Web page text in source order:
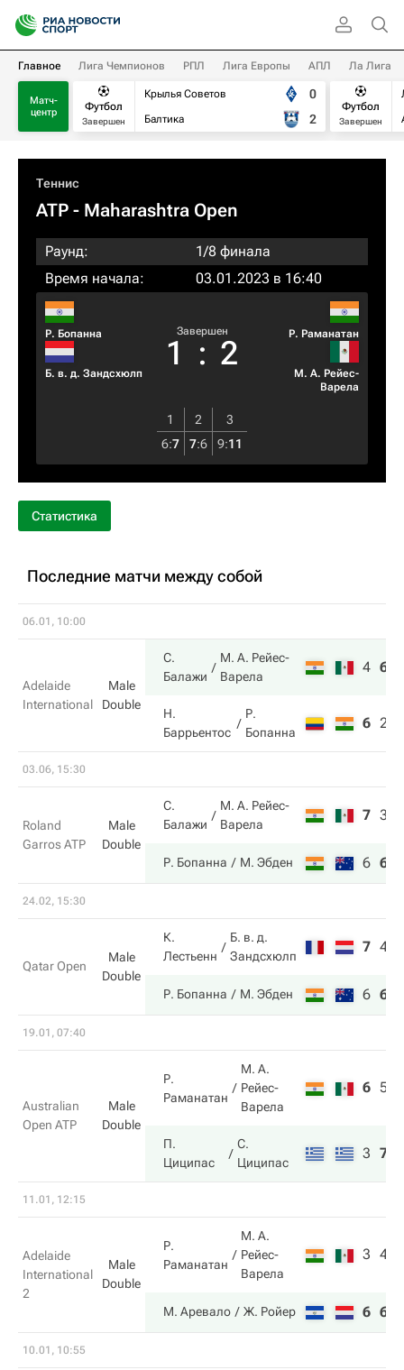
Главное Лига Чемпионов РПЛ Лига Европы АПЛ Ла Лига
Матч-
центр
Футбол
Завершен
Крылья Советов
Балтика
0
2
Футбол
Завершен
Теннис
ATP - Maharashtra Open
Раунд:
1/8 финала
Время начала:
03.01.2023 в 16:40
Р. Бопанна
Б. в. д. Зандсхюлп
Завершен
1 : 2
Р. Раманатан
М. А. Рейес-
Варела
1 2
3
6:7 7:6 9:11
Статистика
Последние матчи между собой
06.01, 10:00
Adelaide
International
Male
Double
С.
Балажи
М. А. Рейес-
Варела
4 6
Н.
Баррьентос
Р.
Бопанна
6 2
03.06, 15:30
Roland
Garros ATP
Male
Double
С.
Балажи
М. А. Рейес-
Варела
7 3
Р. Бопанна М. Эбден 6 6
24.02, 15:30
Qatar Open
Male
Double
К.
Лестьенн
Б. в. д.
Зандсхюлп
7 4
Р. Бопанна М. Эбден 6 6
19.01, 07:40
Australian
Open ATP
Male
Double
Р.
Раманатан
М. А.
Рейес-
Варела
6 5
П.
Циципас
С.
Циципас
3 7
11.01, 12:15
Adelaide
International
2
Male
Double
Р.
Раманатан
М. А.
Рейес-
Варела
3 4
М. Аревало Ж. Ройер 6 6
10.01, 10:55